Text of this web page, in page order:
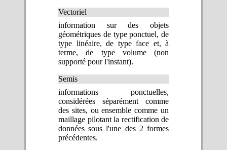
Vectoriel
information sur des objets
géométriques de type ponctuel, de
type linéaire, de type face et, à
terme, de type volume (non
supporté pour l'instant).
Semis
informations ponctuelles,
considérées séparément comme
des sites, ou ensemble comme un
maillage pilotant la rectification de
données sous l'une des 2 formes
précédentes.